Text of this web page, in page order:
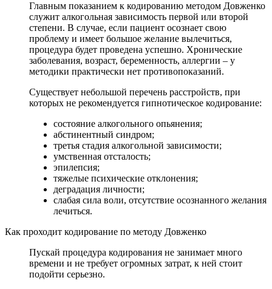
Главным показанием к кодированию методом Довженко
служит алкогольная зависимость первой или второй
степени. В случае, если пациент осознает свою
проблему и имеет большое желание вылечиться,
процедура будет проведена успешно. Хронические
заболевания, возраст, беременность, аллергии – у
методики практически нет противопоказаний.
Существует небольшой перечень расстройств, при
которых не рекомендуется гипнотическое кодирование:
состояние алкогольного опьянения;
абстинентный синдром;
третья стадия алкогольной зависимости;
умственная отсталость;
эпилепсия;
тяжелые психические отклонения;
деградация личности;
слабая сила воли, отсутствие осознанного желания
лечиться.
Как проходит кодирование по методу Довженко
Пускай процедура кодирования не занимает много
времени и не требует огромных затрат, к ней стоит
подойти серьезно.